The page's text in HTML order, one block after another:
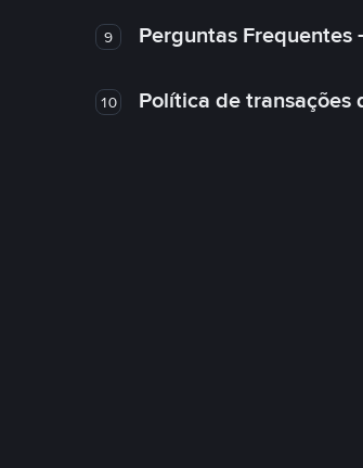
9 Perguntas Frequentes
10 Política de transações